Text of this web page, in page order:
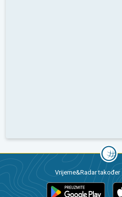
Vrijeme&Radar